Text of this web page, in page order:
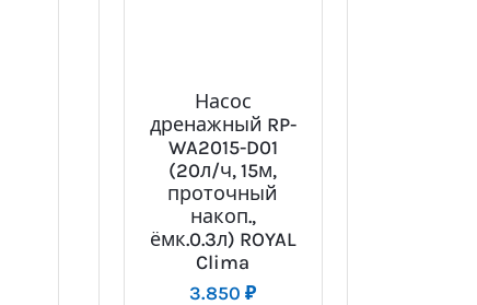
Насос
дренажный RP-
WA2015-D01
(20л/ч, 15м,
проточный
накоп.,
ёмк.0.3л) ROYAL
Clima
3.850₽